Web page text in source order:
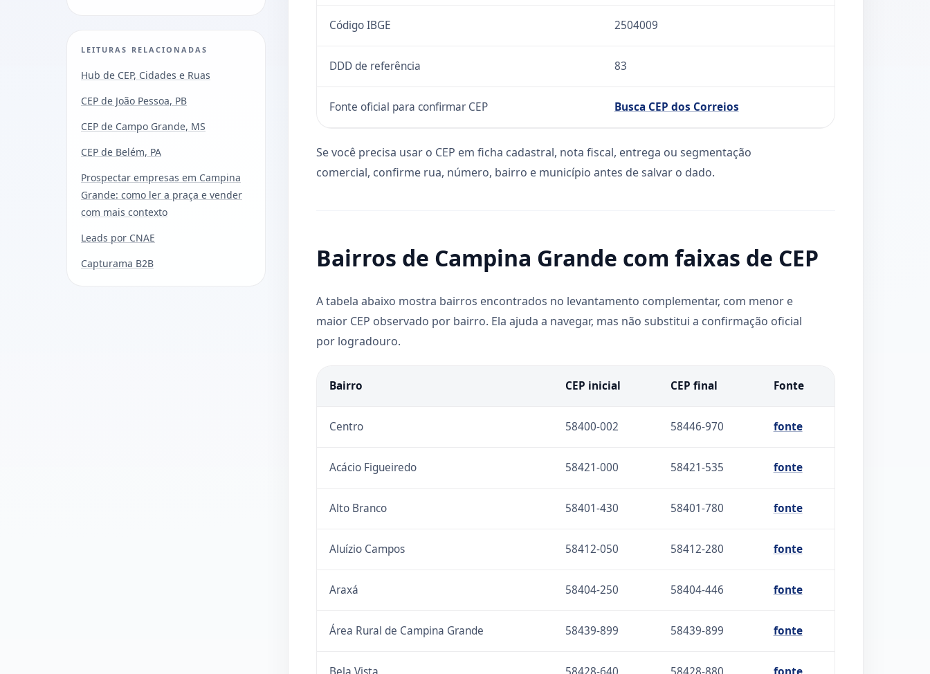
LEITURAS RELACIONADAS
Hub de CEP, Cidades e Ruas
CEP de João Pessoa, PB
CEP de Campo Grande, MS
CEP de Belém, PA
Prospectar empresas em Campina
Grande: como ler a praça e vender
com mais contexto
Leads por CNAE
Capturama B2B
Código IBGE 2504009
DDD de referência 83
Fonte oficial para confirmar CEP Busca CEP dos Correios
Se você precisa usar o CEP em ficha cadastral, nota fiscal, entrega ou segmentação
comercial, confirme rua, número, bairro e município antes de salvar o dado.
Bairros de Campina Grande com faixas de CEP
A tabela abaixo mostra bairros encontrados no levantamento complementar, com menor e
maior CEP observado por bairro. Ela ajuda a navegar, mas não substitui a confirmação oficial
por logradouro.
Bairro CEP inicial CEP final Fonte
Centro 58400-002 58446-970 fonte
Acácio Figueiredo 58421-000 58421-535 fonte
Alto Branco 58401-430 58401-780 fonte
Aluízio Campos 58412-050 58412-280 fonte
Araxá 58404-250 58404-446 fonte
Área Rural de Campina Grande 58439-899 58439-899 fonte